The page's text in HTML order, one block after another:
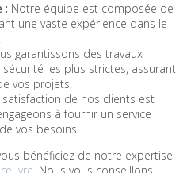
: Notre équipe est composée de
une vaste expérience dans le
garantissons des travaux
les plus strictes, assurant
vos projets.
satisfaction de nos clients est
à fournir un service
vos besoins.
bénéficiez de notre expertise